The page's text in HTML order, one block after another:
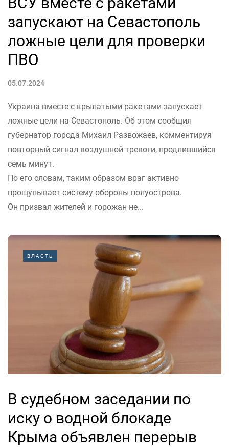
запускают на Севастополь
ложные цели для проверки
ПВО
05.07.2024
Украина вместе с крылатыми ракетами запускает
ложные цели на Севастополь. Об этом сообщил
губернатор города Михаил Развожаев, комментируя
повторный сигнал воздушной тревоги, продлившийся
семь минут.
По его словам, таким образом враг активно
прощупывает систему обороны полуострова.
Он призвал жителей и горожан не...
ВЛАСТЬ
В судебном заседании по
иску о водной блокаде
Крыма объявлен перерыв